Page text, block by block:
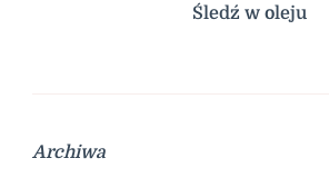
Śledź w oleju
Archiwa